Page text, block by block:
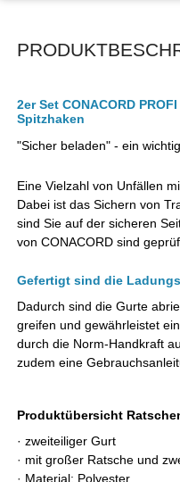
2er Set CONACORD
Spitzhaken
"Sicher beladen" - ein
Eine Vielzahl von Unfällen
Dabei ist das Sichern von
sind Sie auf der sicheren
von CONACORD sind
Gefertigt sind die
Dadurch sind die Gurte
greifen und gewährleistet
durch die Norm-Handkraft
zudem eine
Produktübersicht
· zweiteiliger Gurt
· mit großer Ratsche und
· Material: Polyester